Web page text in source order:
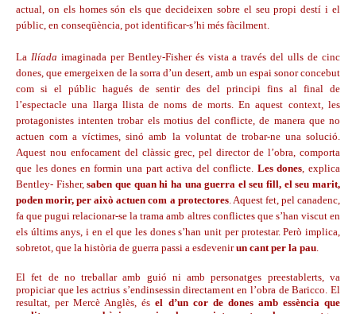
actual, on els homes són els que decideixen sobre el seu propi destí i el
públic, en conseqüència, pot identificar-s’hi més fàcilment.
La Ilíada imaginada per Bentley-Fisher és vista a través del ulls de cinc
dones, que emergeixen de la sorra d’un desert, amb un espai sonor concebut
com si el públic hagués de sentir des del principi fins al final de
l’espectacle una llarga llista de noms de morts. En aquest context, les
protagonistes intenten trobar els motius del conflicte, de manera que no
actuen com a víctimes, sinó amb la voluntat de trobar-ne una solució.
Aquest nou enfocament del clàssic grec, pel director de l’obra, comporta
que les dones en formin una part activa del conflicte. Les dones, explica
Bentley- Fisher,saben que quan hi ha una guerra el seu fill, el seu marit,
poden morir, per això actuen com a protectores. Aquest fet, pel canadenc,
fa que pugui relacionar-se la trama amb altres conflictes que s’han viscut en
els últims anys, i en el que les dones s’han unit per protestar. Però implica,
sobretot, que la història de guerra passi a esdevenirun cant per la pau.
El fet de no treballar amb guió ni amb personatges preestablerts, va
propiciar que les actrius s’endinsessin directament en l’obra de Baricco. El
resultat, per Mercè Anglès, ésel d’un cor de dones amb essència que